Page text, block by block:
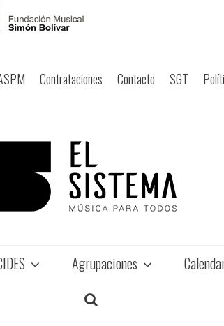
Contrataciones Contacto SGT
Agrupaciones